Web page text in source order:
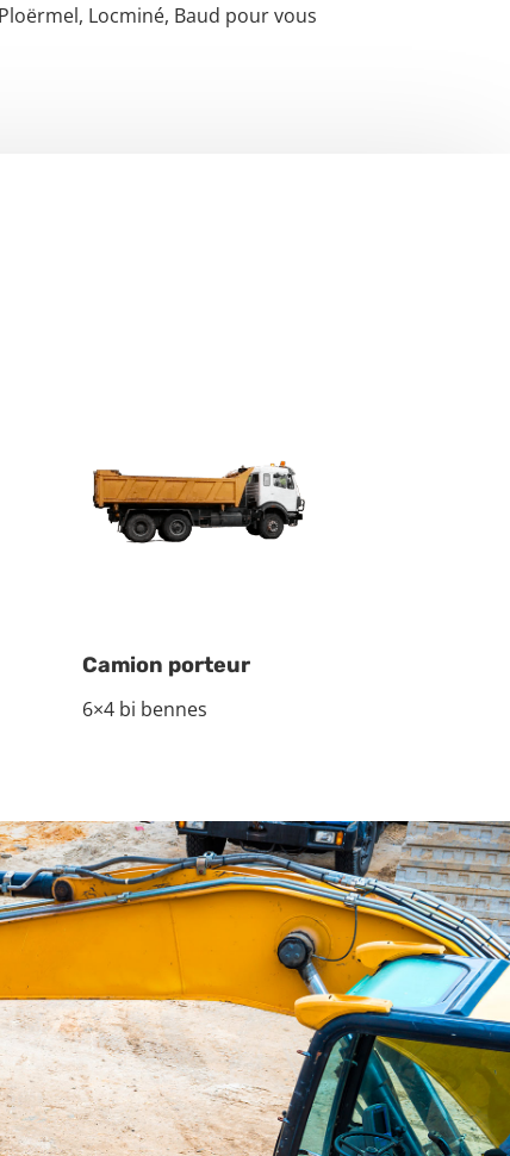
Locminé, Baud pour vous
Camion porteur
6×4 bi bennes